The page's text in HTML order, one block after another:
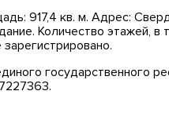
917,4 кв. м. Адрес:
Количество этажей,
государственного